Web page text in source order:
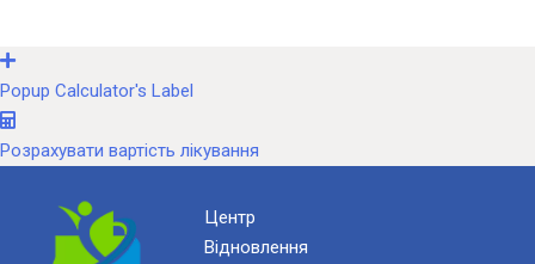
Popup Calculator's Label
Розрахувати вартість лікування
Центр
Відновлення